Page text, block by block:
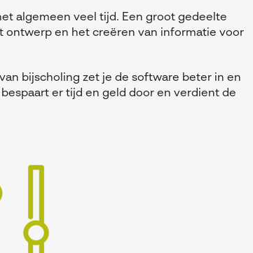
algemeen veel tijd. Een groot gedeelte
ontwerp en het creëren van informatie voor
bijscholing zet je de software beter in en
er tijd en geld door en verdient de